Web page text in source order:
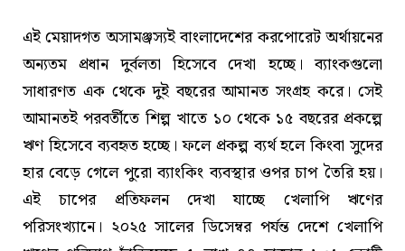
এই মেয়াদগত অসামঞ্জস্যই বাংলাদেশের করপোরেট অর্থায়নের
অন্যতম প্রধান দুর্বলতা হিসেবে দেখা হচ্ছে। ব্যাংকগুলো
সাধারণত এক থেকে দুই বছরের আমানত সংগ্রহ করে। সেই
আমানতই পরবর্তীতে শিল্প খাতে ১০ থেকে ১৫ বছরের প্রকল্পে
ঋণ হিসেবে ব্যবহৃত হচ্ছে। ফলে প্রকল্প ব্যর্থ হলে কিংবা সুদের
হার বেড়ে গেলে পুরো ব্যাংকিং ব্যবস্থার ওপর চাপ তৈরি হয়।
এই চাপের প্রতিফলন দেখা যাচ্ছে খেলাপি ঋণের
পরিসংখ্যানে। ২০২৫ সালের ডিসেম্বর পর্যন্ত দেশে খেলাপি